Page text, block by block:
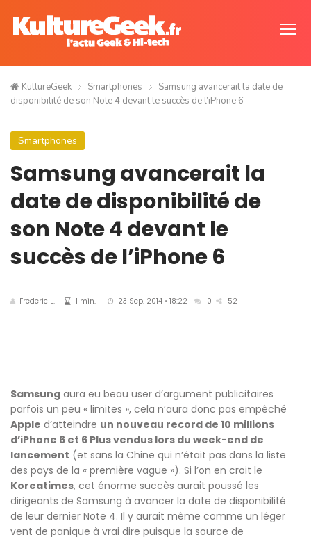
KultureGeek Smartphones
Samsung avancerait la date de
disponibilité de son Note 4 devant le succès de l’iPhone 6
Smartphones
Samsung avancerait la
date de disponibilité de
son Note 4 devant le
succès de l’iPhone 6
Frederic L. 1 min. 23 Sep. 2014 • 18:22 0 52
Samsung aura eu beau user d’argument publicitaires
parfois un peu « limites », cela n’aura donc pas empêché
Apple d’atteindre un nouveau record de 10 millions
d’iPhone 6 et 6 Plus vendus lors du week-end de
lancement (et sans la Chine qui n’était pas dans la liste
des pays de la « première vague »). Si l’on en croit le
Koreatimes, cet énorme succès aurait poussé les
dirigeants de Samsung à avancer la date de disponibilité
de leur dernier Note 4. Il y aurait même comme un léger
vent de panique à vrai dire puisque la source de